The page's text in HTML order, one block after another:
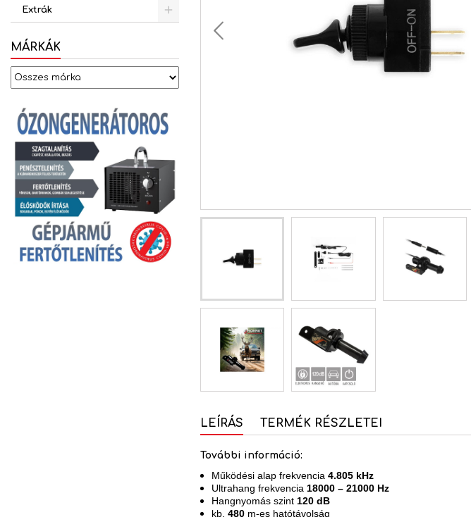
Extrák
MÁRKÁK
LEÍRÁS TERMÉK RÉSZLETEI
További információ:
Működési alap frekvencia 4.805 kHz
Ultrahang frekvencia 18000 – 21000 Hz
Hangnyomás szint 120 dB
kb. 480m-es hatótávolság